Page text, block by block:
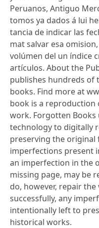
Peruanos, Antiguo
tomos ya dados á lui
tancia de indicar las
mat salvar esa
volúmen del un índice
artículos. About the
publishes hundreds of
books. Find more at
book is a
work. Forgotten
technology to digitally
preserving the
imperfections present
an imperfection in the
missing page, may be
do, however, repair
successfully, any
intentionally left to
historical works.